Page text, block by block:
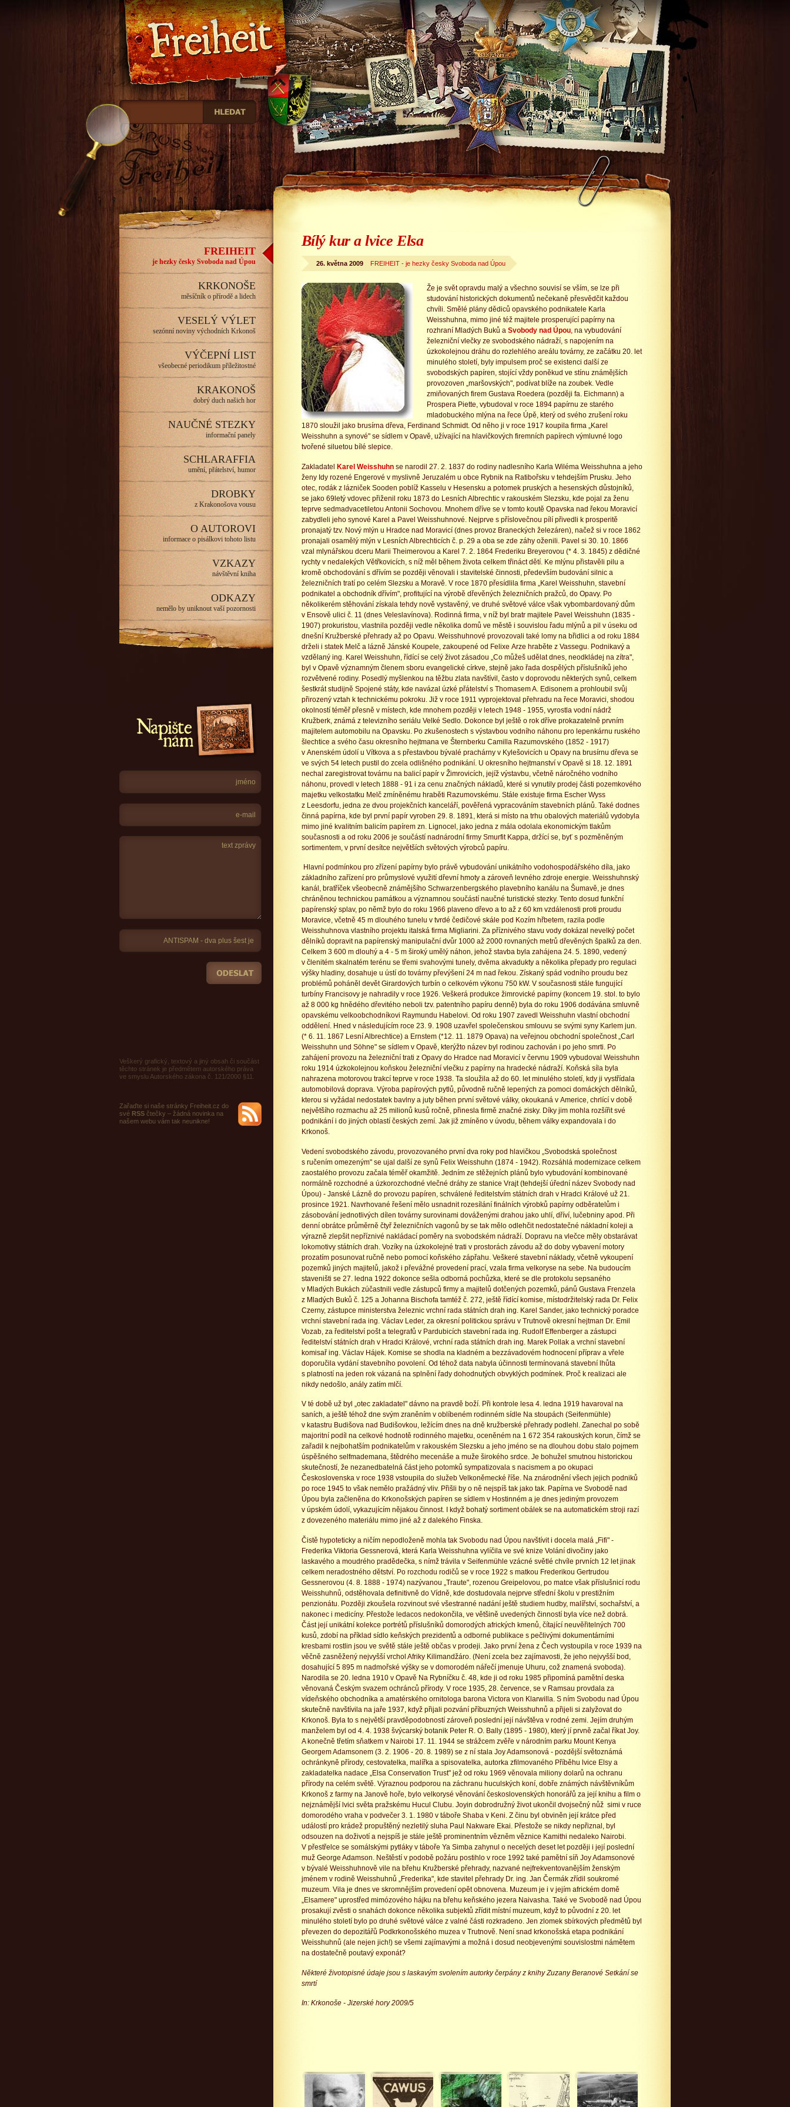
Freiheit
FREIHEIT
je hezky česky Svoboda nad Úpou
KRKONOŠE
měsíčník o přírodě a lidech
VESELÝ VÝLET
sezónní noviny východních Krkonoš
VÝČEPNÍ LIST
všeobecné periodikum příležitostné
KRAKONOŠ
dobrý duch našich hor
NAUČNÉ STEZKY
informační panely
SCHLARAFFIA
umění, přátelství, humor
DROBKY
z Krakonošova vousu
O AUTOROVI
informace o pisálkovi tohoto listu
VZKAZY
návštěvní kniha
ODKAZY
nemělo by uniknout vaší pozornosti
Veškerý grafický, textový a jiný obsah či součást
těchto stránek je předmětem autorského práva
ve smyslu Autorského zákona č. 121/2000 §11.
Zařaďte si naše stránky Freiheit.cz do
své RSS čtečky – žádná novinka na
našem webu vám tak neunikne!
Bílý kur a lvice Elsa
26. května 2009 FREIHEIT - je hezky česky Svoboda nad Úpou
Že je svět opravdu malý a všechno souvisí se vším, se lze při
studování historických dokumentů nečekaně přesvědčit každou
chvíli. Smělé plány dědiců opavského podnikatele Karla
Weisshuhna, mimo jiné též majitele prosperující papírny na
rozhraní Mladých Buků a Svobody nad Úpou, na vybudování
železniční vlečky ze svobodského nádraží, s napojením na
úzkokolejnou dráhu do rozlehlého areálu továrny, ze začátku 20. let
minulého století, byly impulsem proč se existenci další ze
svobodských papíren, stojící vždy poněkud ve stínu známějších
provozoven „maršovských", podívat blíže na zoubek. Vedle
zmiňovaných firem Gustava Roedera (později fa. Eichmann) a
Prospera Piette, vybudoval v roce 1894 papírnu ze starého
mladobuckého mlýna na řece Úpě, který od svého zrušení roku
1870 sloužil jako brusírna dřeva, Ferdinand Schmidt. Od něho ji v roce 1917 koupila firma „Karel
Weisshuhn a synové" se sídlem v Opavě, užívající na hlavičkových firemních papírech výmluvné logo
tvořené siluetou bílé slepice.
Zakladatel Karel Weisshuhn se narodil 27. 2. 1837 do rodiny nadlesního Karla Wiléma Weisshuhna a jeho
ženy Idy rozené Engerové v myslivně Jeruzalém u obce Rybnik na Ratibořsku v tehdejším Prusku. Jeho
otec, rodák z lázniček Sooden poblíž Kasselu v Hesensku a potomek pruských a hesenských důstojníků,
se jako 69letý vdovec přiženil roku 1873 do Lesních Albrechtic v rakouském Slezsku, kde pojal za ženu
teprve sedmadvacetiletou Antonii Sochovou. Mnohem dříve se v tomto koutě Opavska nad řekou Moravicí
zabydleli jeho synové Karel a Pavel Weisshuhnové. Nejprve s příslovečnou pílí přivedli k prosperitě
pronajatý tzv. Nový mlýn u Hradce nad Moravicí (dnes provoz Braneckých železáren), načež si v roce 1862
pronajali osamělý mlýn v Lesních Albrechticích č. p. 29 a oba se zde záhy oženili. Pavel si 30. 10. 1866
vzal mlynářskou dceru Marii Theimerovou a Karel 7. 2. 1864 Frederiku Breyerovou (* 4. 3. 1845) z dědičné
rychty v nedalekých Větřkovicích, s níž měl během života celkem třináct dětí. Ke mlýnu přistavěli pilu a
kromě obchodování s dřívím se později věnovali i stavitelské činnosti, především budování silnic a
železničních tratí po celém Slezsku a Moravě. V roce 1870 přesídlila firma „Karel Weisshuhn, stavební
podnikatel a obchodník dřívím", profitující na výrobě dřevěných železničních pražců, do Opavy. Po
několikerém stěhování získala tehdy nově vystavěný, ve druhé světové válce však vybombardovaný dům
v Ensově ulici č. 11 (dnes Veleslavínova). Rodinná firma, v níž byl bratr majitele Pavel Weisshuhn (1835 -
1907) prokuristou, vlastnila později vedle několika domů ve městě i souvislou řadu mlýnů a pil v úseku od
dnešní Kružberské přehrady až po Opavu. Weisshuhnové provozovali také lomy na břidlici a od roku 1884
drželi i statek Melč a lázně Jánské Koupele, zakoupené od Felixe Arze hraběte z Vassegu. Podnikavý a
vzdělaný ing. Karel Weisshuhn, řídící se celý život zásadou „Co můžeš udělat dnes, neodkládej na zítra",
byl v Opavě významným členem sboru evangelické církve, stejně jako řada dospělých příslušníků jeho
rozvětvené rodiny. Posedlý myšlenkou na těžbu zlata navštívil, často v doprovodu některých synů, celkem
šestkrát studijně Spojené státy, kde navázal úzké přátelství s Thomasem A. Edisonem a prohloubil svůj
přirozený vztah k technickému pokroku. Již v roce 1911 vyprojektoval přehradu na řece Moravici, shodou
okolností téměř přesně v místech, kde mnohem později v letech 1948 - 1955, vyrostla vodní nádrž
Kružberk, známá z televizního seriálu Velké Sedlo. Dokonce byl ještě o rok dříve prokazatelně prvním
majitelem automobilu na Opavsku. Po zkušenostech s výstavbou vodního náhonu pro lepenkárnu ruského
šlechtice a svého času okresního hejtmana ve Šternberku Camilla Razumovského (1852 - 1917)
v Anenském údolí u Vítkova a s přestavbou bývalé prachárny v Kylešovicích u Opavy na brusírnu dřeva se
ve svých 54 letech pustil do zcela odlišného podnikání. U okresního hejtmanství v Opavě si 18. 12. 1891
nechal zaregistrovat továrnu na balicí papír v Žimrovicích, jejíž výstavbu, včetně náročného vodního
náhonu, provedl v letech 1888 - 91 i za cenu značných nákladů, které si vynutily prodej části pozemkového
majetku velkostatku Melč zmíněnému hraběti Razumovskému. Stále existuje firma Escher Wyss
z Leesdorfu, jedna ze dvou projekčních kanceláří, pověřená vypracováním stavebních plánů. Také dodnes
činná papírna, kde byl první papír vyroben 29. 8. 1891, která si místo na trhu obalových materiálů vydobyla
mimo jiné kvalitním balicím papírem zn. Lignocel, jako jedna z mála odolala ekonomickým tlakům
současnosti a od roku 2006 je součástí nadnárodní firmy Smurfit Kappa, držící se, byť s pozměněným
sortimentem, v první desítce největších světových výrobců papíru.
Hlavní podmínkou pro zřízení papírny bylo právě vybudování unikátního vodohospodářského díla, jako
základního zařízení pro průmyslové využití dřevní hmoty a zároveň levného zdroje energie. Weisshuhnský
kanál, bratříček všeobecně známějšího Schwarzenbergského plavebního kanálu na Šumavě, je dnes
chráněnou technickou památkou a významnou součástí naučné turistické stezky. Tento dosud funkční
papírenský splav, po němž bylo do roku 1966 plaveno dřevo a to až z 60 km vzdálenosti proti proudu
Moravice, včetně 45 m dlouhého tunelu v tvrdé čedičové skále pod Kozím hřbetem, razila podle
Weisshuhnova vlastního projektu italská firma Migliarini. Za příznivého stavu vody dokázal nevelký počet
dělníků dopravit na papírenský manipulační dvůr 1000 až 2000 rovnaných metrů dřevěných špalků za den.
Celkem 3 600 m dlouhý a 4 - 5 m široký umělý náhon, jehož stavba byla zahájena 24. 5. 1890, vedený
v členitém skalnatém terénu se třemi svahovými tunely, dvěma akvadukty a několika přepady pro regulaci
výšky hladiny, dosahuje u ústí do továrny převýšení 24 m nad řekou. Získaný spád vodního proudu bez
problémů poháněl devět Girardových turbín o celkovém výkonu 750 kW. V současnosti stále fungující
turbíny Francisovy je nahradily v roce 1926. Veškerá produkce žimrovické papírny (koncem 19. stol. to bylo
až 8 000 kg hnědého dřevitého neboli tzv. patentního papíru denně) byla do roku 1906 dodávána smluvně
opavskému velkoobchodníkovi Raymundu Habelovi. Od roku 1907 zavedl Weisshuhn vlastní obchodní
oddělení. Hned v následujícím roce 23. 9. 1908 uzavřel společenskou smlouvu se svými syny Karlem jun.
(* 6. 11. 1867 Lesní Albrechtice) a Ernstem (*12. 11. 1879 Opava) na veřejnou obchodní společnost „Carl
Weisshuhn und Söhne" se sídlem v Opavě, kterýžto název byl rodinou zachován i po jeho smrti. Po
zahájení provozu na železniční trati z Opavy do Hradce nad Moravicí v červnu 1909 vybudoval Weisshuhn
roku 1914 úzkokolejnou koňskou železniční vlečku z papírny na hradecké nádraží. Koňská síla byla
nahrazena motorovou trakcí teprve v roce 1938. Ta sloužila až do 60. let minulého století, kdy ji vystřídala
automobilová doprava. Výroba papírových pytlů, původně ručně lepených za pomoci domáckých dělníků,
kterou si vyžádal nedostatek bavlny a juty běhen první světové války, okoukaná v Americe, chrlící v době
největšího rozmachu až 25 milionů kusů ročně, přinesla firmě značné zisky. Díky jim mohla rozšířit své
podnikání i do jiných oblastí českých zemí. Jak již zmíněno v úvodu, během války expandovala i do
Krkonoš.
Vedení svobodského závodu, provozovaného první dva roky pod hlavičkou „Svobodská společnost
s ručením omezeným" se ujal další ze synů Felix Weisshuhn (1874 - 1942). Rozsáhlá modernizace celkem
zaostalého provozu začala téměř okamžitě. Jedním ze stěžejních plánů bylo vybudování kombinované
normálně rozchodné a úzkorozchodné vlečné dráhy ze stanice Vrajt (tehdejší úřední název Svobody nad
Úpou) - Janské Lázně do provozu papíren, schválené ředitelstvím státních drah v Hradci Králové už 21.
prosince 1921. Navrhované řešení mělo usnadnit rozesílání finálních výrobků papírny odběratelům i
zásobování jednotlivých dílen továrny surovinami dováženými drahou jako uhlí, dříví, lučebniny apod. Při
denní obrátce průměrně čtyř železničních vagonů by se tak mělo odlehčit nedostatečné nákladní koleji a
výrazně zlepšit nepříznivé nakládací poměry na svobodském nádraží. Dopravu na vlečce měly obstarávat
lokomotivy státních drah. Vozíky na úzkokolejné trati v prostorách závodu až do doby vybavení motory
prozatím posunovat ručně nebo pomocí koňského zápřahu. Veškeré stavební náklady, včetně vykoupení
pozemků jiných majitelů, jakož i převážné provedení prací, vzala firma velkoryse na sebe. Na budoucím
staveništi se 27. ledna 1922 dokonce sešla odborná pochůzka, které se dle protokolu sepsaného
v Mladých Bukách zúčastnili vedle zástupců firmy a majitelů dotčených pozemků, pánů Gustava Frenzela
z Mladých Buků č. 125 a Johanna Bischofa tamtéž č. 272, ještě řídící komise, místodržitelský rada Dr. Felix
Czerny, zástupce ministerstva železnic vrchní rada státních drah ing. Karel Sander, jako technický poradce
vrchní stavební rada ing. Václav Leder, za okresní politickou správu v Trutnově okresní hejtman Dr. Emil
Vozab, za ředitelství pošt a telegrafů v Pardubicích stavební rada ing. Rudolf Effenberger a zástupci
ředitelství státních drah v Hradci Králové, vrchní rada státních drah ing. Marek Pollak a vrchní stavební
komisař ing. Václav Hájek. Komise se shodla na kladném a bezzávadovém hodnocení příprav a vřele
doporučila vydání stavebního povolení. Od téhož data nabyla účinnosti termínovaná stavební lhůta
s platností na jeden rok vázaná na splnění řady dohodnutých obvyklých podmínek. Proč k realizaci ale
nikdy nedošlo, anály zatím mlčí.
V té době už byl „otec zakladatel" dávno na pravdě boží. Při kontrole lesa 4. ledna 1919 havaroval na
saních, a ještě téhož dne svým zraněním v oblíbeném rodinném sídle Na stoupách (Seifenmühle)
v katastru Budišova nad Budišovkou, ležícím dnes na dně kružberské přehrady podlehl. Zanechal po sobě
majoritní podíl na celkové hodnotě rodinného majetku, oceněném na 1 672 354 rakouských korun, čímž se
zařadil k nejbohatším podnikatelům v rakouském Slezsku a jeho jméno se na dlouhou dobu stalo pojmem
úspěšného selfmademana, štědrého mecenáše a muže širokého srdce. Je bohužel smutnou historickou
skutečností, že nezanedbatelná část jeho potomků sympatizovala s nacismem a po okupaci
Československa v roce 1938 vstoupila do služeb Velkoněmecké říše. Na znárodnění všech jejich podniků
po roce 1945 to však nemělo pražádný vliv. Přišli by o ně nejspíš tak jako tak. Papírna ve Svobodě nad
Úpou byla začleněna do Krkonošských papíren se sídlem v Hostinném a je dnes jediným provozem
v úpském údolí, vykazujícím nějakou činnost. I když bohatý sortiment obálek se na automatickém stroji razí
z dovezeného materiálu mimo jiné až z dalekého Finska.
Čistě hypoteticky a ničím nepodloženě mohla tak Svobodu nad Úpou navštívit i docela malá „Fifi" -
Frederika Viktoria Gessnerová, která Karla Weisshuhna vylíčila ve své knize Volání divočiny jako
laskavého a moudrého pradědečka, s nímž trávila v Seifenmühle vzácné světlé chvíle prvních 12 let jinak
celkem neradostného dětství. Po rozchodu rodičů se v roce 1922 s matkou Frederikou Gertrudou
Gessnerovou (4. 8. 1888 - 1974) nazývanou „Traute", rozenou Greipelovou, po matce však příslušnicí rodu
Weisshuhnů, odstěhovala definitivně do Vídně, kde dostudovala nejprve střední školu v prestižním
penzionátu. Později zkoušela rozvinout své všestranné nadání ještě studiem hudby, malířství, sochařství, a
nakonec i medicíny. Přestože ledacos nedokončila, ve většině uvedených činností byla více než dobrá.
Část její unikátní kolekce portrétů příslušníků domorodých afrických kmenů, čítající neuvěřitelných 700
kusů, zdobí na příklad sídlo keňských prezidentů a odborné publikace s pečlivými dokumentárními
kresbami rostlin jsou ve světě stále ještě občas v prodeji. Jako první žena z Čech vystoupila v roce 1939 na
věčně zasněžený nejvyšší vrchol Afriky Kilimandžáro. (Není zcela bez zajímavosti, že jeho nejvyšší bod,
dosahující 5 895 m nadmořské výšky se v domorodém nářečí jmenuje Uhuru, což znamená svoboda).
Narodila se 20. ledna 1910 v Opavě Na Rybníčku č. 48, kde ji od roku 1985 připomíná pamětní deska
věnovaná Českým svazem ochránců přírody. V roce 1935, 28. července, se v Ramsau provdala za
vídeňského obchodníka a amatérského ornitologa barona Victora von Klarwilla. S ním Svobodu nad Úpou
skutečně navštívila na jaře 1937, když přijali pozvání příbuzných Weisshuhnů a přijeli si zalyžovat do
Krkonoš. Byla to s největší pravděpodobností zároveň poslední její návštěva v rodné zemi. Jejím druhým
manželem byl od 4. 4. 1938 švýcarský botanik Peter R. O. Bally (1895 - 1980), který jí prvně začal říkat Joy.
A konečně třetím sňatkem v Nairobi 17. 11. 1944 se strážcem zvěře v národním parku Mount Kenya
Georgem Adamsonem (3. 2. 1906 - 20. 8. 1989) se z ní stala Joy Adamsonová - pozdější světoznámá
ochránkyně přírody, cestovatelka, malířka a spisovatelka, autorka zfilmovaného Příběhu lvice Elsy a
zakladatelka nadace „Elsa Conservation Trust" jež od roku 1969 věnovala miliony dolarů na ochranu
přírody na celém světě. Výraznou podporou na záchranu huculských koní, dobře známých návštěvníkům
Krkonoš z farmy na Janově hoře, bylo velkorysé věnování československých honorářů za její knihu a film o
nejznámější lvici světa pražskému Hucul Clubu. Joyin dobrodružný život ukončil dvojsečný nůž simi v ruce
domorodého vraha v podvečer 3. 1. 1980 v táboře Shaba v Keni. Z činu byl obviněn její krátce před
událostí pro krádež propuštěný nezletilý sluha Paul Nakware Ekai. Přestože se nikdy nepřiznal, byl
odsouzen na doživotí a nejspíš je stále ještě prominentním vězněm věznice Kamithi nedaleko Nairobi.
V přestřelce se somálskými pytláky v táboře Ya Simba zahynul o necelých deset let později i její poslední
muž George Adamson. Neštěstí v podobě požáru postihlo v roce 1992 také pamětní síň Joy Adamsonové
v bývalé Weisshuhnově vile na břehu Kružberské přehrady, nazvané nejfrekventovanějším ženským
jménem v rodině Weisshuhnů „Frederika", kde stavitel přehrady Dr. ing. Jan Čermák zřídil soukromé
muzeum. Vila je dnes ve skromnějším provedení opět obnovena. Muzeum je i v jejím africkém domě
„Elsamere" uprostřed mimózového hájku na břehu keňského jezera Naivasha. Také ve Svobodě nad Úpou
prosakují zvěsti o snahách dokonce několika subjektů zřídit místní muzeum, když to původní z 20. let
minulého století bylo po druhé světové válce z valné části rozkradeno. Jen zlomek sbírkových předmětů byl
převezen do depozitářů Podkrkonošského muzea v Trutnově. Není snad krkonošská etapa podnikání
Weisshuhnů (ale nejen jich!) se všemi zajímavými a možná i dosud neobjevenými souvislostmi námětem
na dostatečně poutavý exponát?
Některé životopisné údaje jsou s laskavým svolením autorky čerpány z knihy Zuzany Beranové Setkání se
smrtí
In: Krkonoše - Jizerské hory 2009/5